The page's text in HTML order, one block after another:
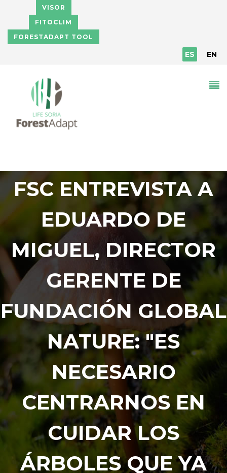
Pasar al contenido principal
VISOR
FITOCLIM
FORESTADAPT TOOL
ES EN
FSC ENTREVISTA A
EDUARDO DE
MIGUEL, DIRECTOR
GERENTE DE
FUNDACIÓN GLOBAL
NATURE: "ES
NECESARIO
CENTRARNOS EN
CUIDAR LOS
ÁRBOLES QUE YA